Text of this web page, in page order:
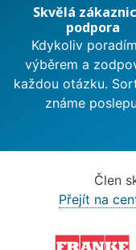
Skvělá
podpora
Kdykoliv
výběrem a
každou otázku.
známe
Člen
Přejít na